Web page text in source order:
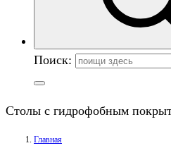
Поиск:
Столы с гидрофобным
Главная